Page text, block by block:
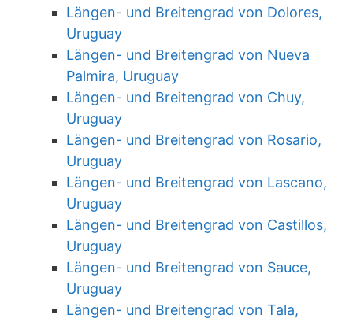
Längen- und Breitengrad von Dolores,
Uruguay
Längen- und Breitengrad von Nueva
Palmira, Uruguay
Längen- und Breitengrad von Chuy,
Uruguay
Längen- und Breitengrad von Rosario,
Uruguay
Längen- und Breitengrad von Lascano,
Uruguay
Längen- und Breitengrad von Castillos,
Uruguay
Längen- und Breitengrad von Sauce,
Uruguay
Längen- und Breitengrad von Tala,